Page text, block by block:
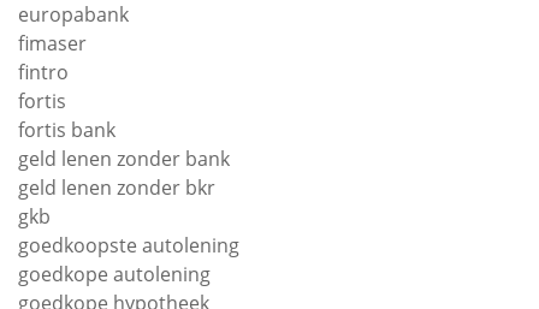
europabank
fimaser
fintro
fortis
fortis bank
geld lenen zonder bank
geld lenen zonder bkr
gkb
goedkoopste autolening
goedkope autolening
goedkope hypotheek